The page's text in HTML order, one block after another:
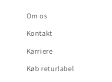
Om os
Kontakt
Karriere
Køb returlabel